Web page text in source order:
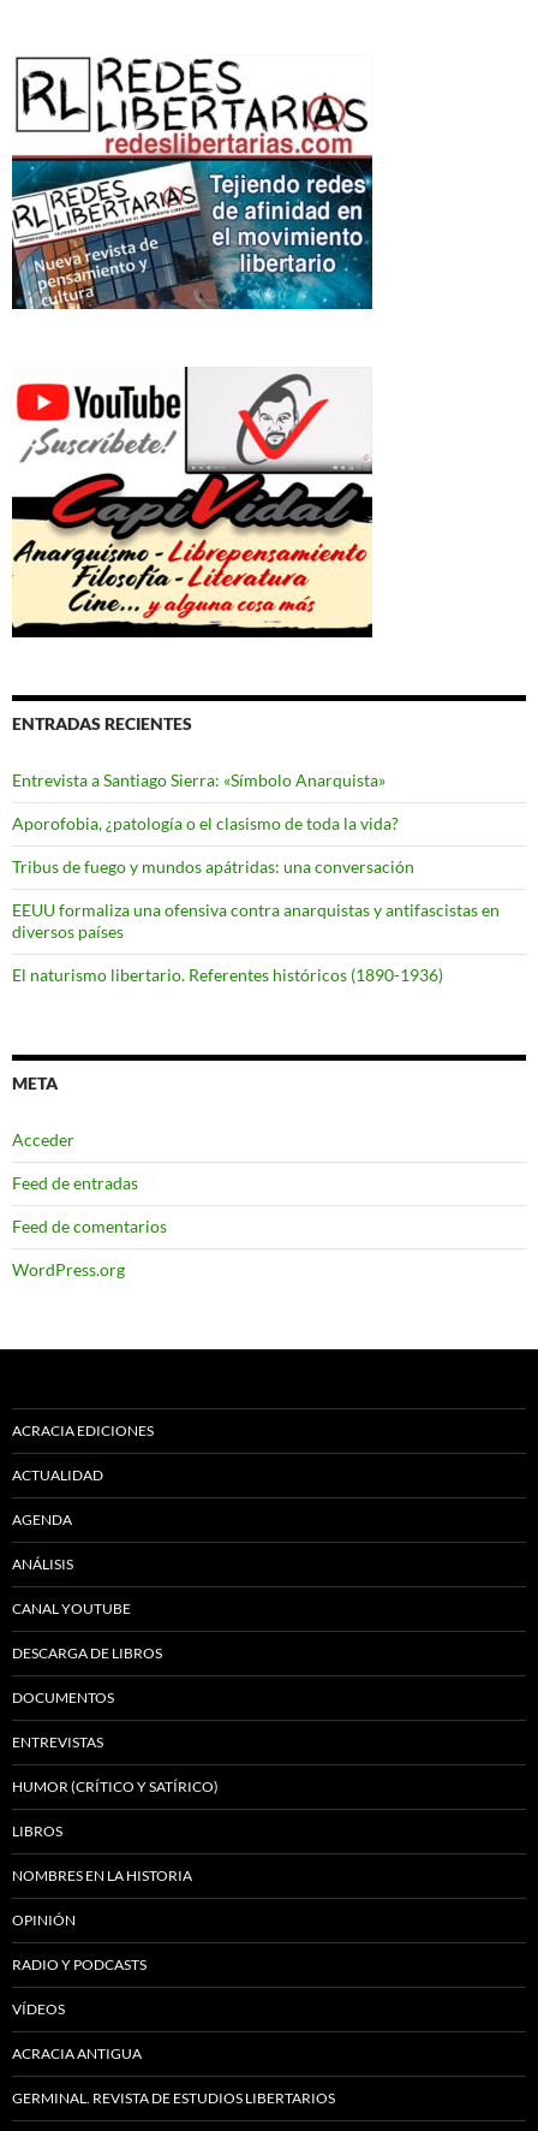
ENTRADAS RECIENTES
Entrevista a Santiago Sierra: «Símbolo Anarquista»
Aporofobia, ¿patología o el clasismo de toda la vida?
Tribus de fuego y mundos apátridas: una conversación
EEUU formaliza una ofensiva contra anarquistas y antifascistas en
diversos países
El naturismo libertario. Referentes históricos (1890-1936)
META
Acceder
Feed de entradas
Feed de comentarios
WordPress.org
ACRACIA EDICIONES
ACTUALIDAD
AGENDA
ANÁLISIS
CANAL YOUTUBE
DESCARGA DE LIBROS
DOCUMENTOS
ENTREVISTAS
HUMOR (CRÍTICO Y SATÍRICO)
LIBROS
NOMBRES EN LA HISTORIA
OPINIÓN
RADIO Y PODCASTS
VÍDEOS
ACRACIA ANTIGUA
GERMINAL. REVISTA DE ESTUDIOS LIBERTARIOS